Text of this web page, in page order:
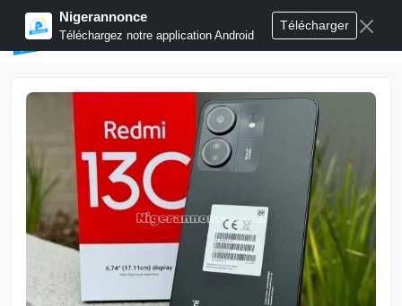
Nigerannonce
Téléchargez notre application Android
Télécharger
Publier annonces